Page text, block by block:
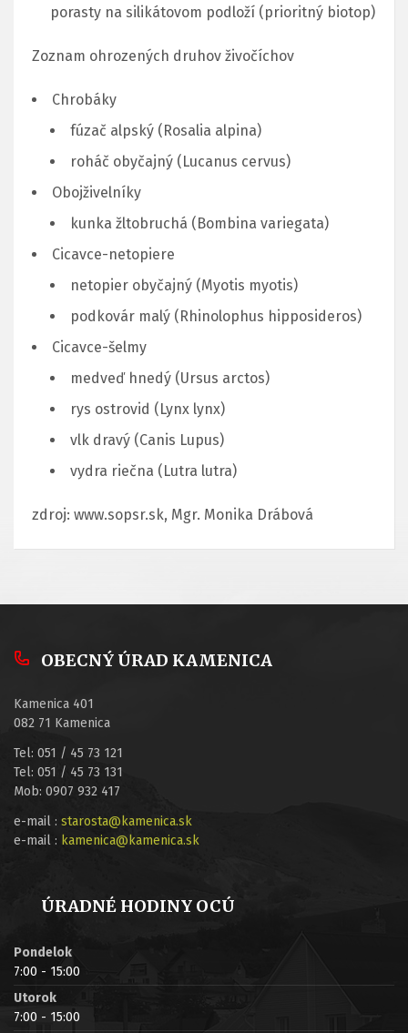
porasty na silikátovom podloží (prioritný biotop)
Zoznam ohrozených druhov živočíchov
Chrobáky
fúzač alpský (Rosalia alpina)
roháč obyčajný (Lucanus cervus)
Obojživelníky
kunka žltobruchá (Bombina variegata)
Cicavce-netopiere
netopier obyčajný (Myotis myotis)
podkovár malý (Rhinolophus hipposideros)
Cicavce-šelmy
medveď hnedý (Ursus arctos)
rys ostrovid (Lynx lynx)
vlk dravý (Canis Lupus)
vydra riečna (Lutra lutra)
zdroj: www.sopsr.sk, Mgr. Monika Drábová
OBECNÝ ÚRAD KAMENICA
Kamenica 401
082 71 Kamenica
Tel: 051 / 45 73 121
Tel: 051 / 45 73 131
Mob: 0907 932 417
e-mail : starosta@kamenica.sk
e-mail : kamenica@kamenica.sk
ÚRADNÉ HODINY OCÚ
Pondelok
7:00 - 15:00
Utorok
7:00 - 15:00